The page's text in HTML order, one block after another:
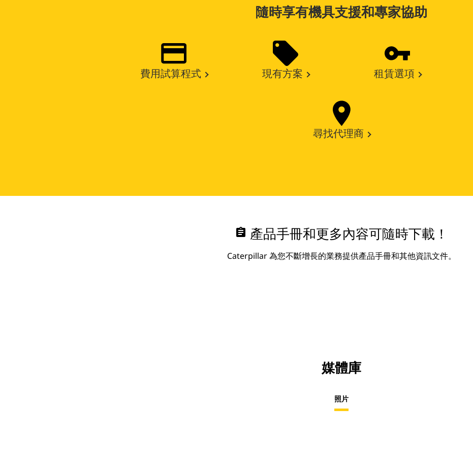
隨時享有機具支援和專家協助
費用試算程式 現有方案 租賃選項
尋找代理商
assignment 產品手冊和更多內容可隨時下載！
Caterpillar 為您不斷增長的業務提供產品手冊和其他資訊文件。
媒體庫
照片